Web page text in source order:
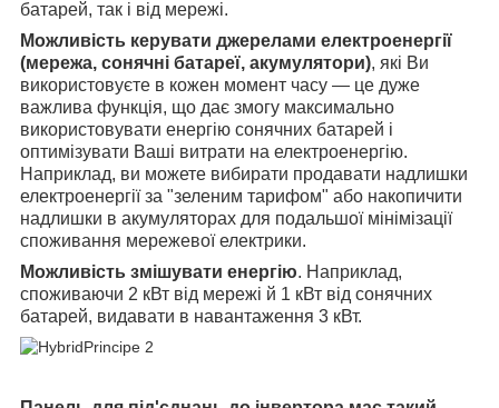
батарей, так і від мережі.
Можливість керувати джерелами електроенергії
(мережа, сонячні батареї, акумулятори), які Ви
використовуєте в кожен момент часу — це дуже
важлива функція, що дає змогу максимально
використовувати енергію сонячних батарей і
оптимізувати Ваші витрати на електроенергію.
Наприклад, ви можете вибирати продавати надлишки
електроенергії за "зеленим тарифом" або накопичити
надлишки в акумуляторах для подальшої мінімізації
споживання мережевої електрики.
Можливість змішувати енергію. Наприклад,
споживаючи 2 кВт від мережі й 1 кВт від сонячних
батарей, видавати в навантаження 3 кВт.